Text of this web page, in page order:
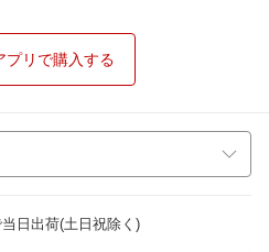
プリで購入する
日出荷(土日祝除く)